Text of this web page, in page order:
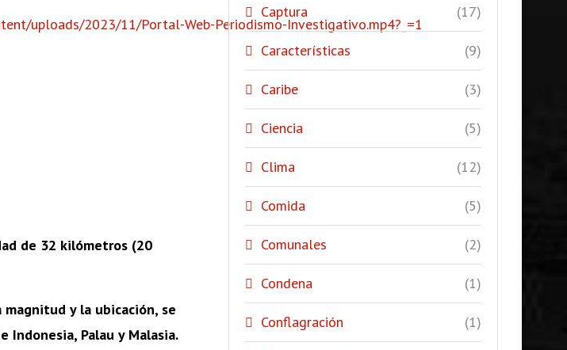
uploads/2023/11/Portal-Web-Periodismo-Investigativo.mp4?_=1
de 32 kilómetros (20
magnitud y la ubicación, se
Palau y Malasia.
Captura (17)
Características (9)
Caribe (3)
Ciencia (5)
Clima (12)
Comida (5)
Comunales (2)
Condena (1)
Conflagración (1)